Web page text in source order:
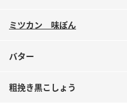
ミツカン 味ぽん
バター
粗挽き黒こしょう